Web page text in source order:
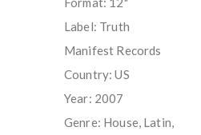
Label: Truth
Manifest Records
Country: US
Year: 2007
Genre: House, Latin,